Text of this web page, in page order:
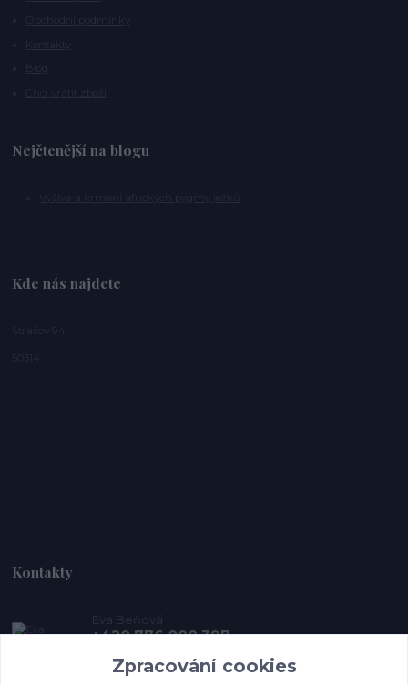
Nejčtenější na blogu
Kde nás najdete
Kontakty
Eva Beňová
+420 776 000 397
Zpracování cookies